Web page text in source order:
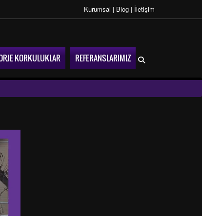
Kurumsal | Blog | İletişim
KORKULUKLAR REFERANSLARIMIZ